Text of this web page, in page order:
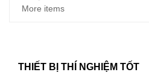
More items
THIẾT BỊ THÍ NGHIỆM TỐT